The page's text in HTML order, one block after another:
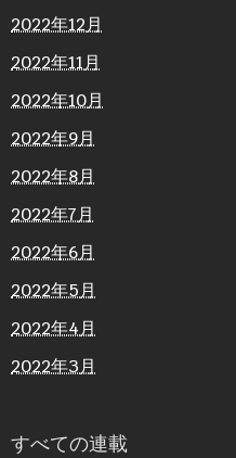
2022年12月
2022年11月
2022年10月
2022年9月
2022年8月
2022年7月
2022年6月
2022年5月
2022年4月
2022年3月
すべての連載